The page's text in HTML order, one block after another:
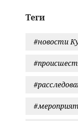
Теги
#новости